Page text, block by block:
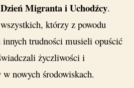
Migranta i Uchodźcy.
którzy z powodu
trudności musieli opuścić
życzliwości i
nowych środowiskach.